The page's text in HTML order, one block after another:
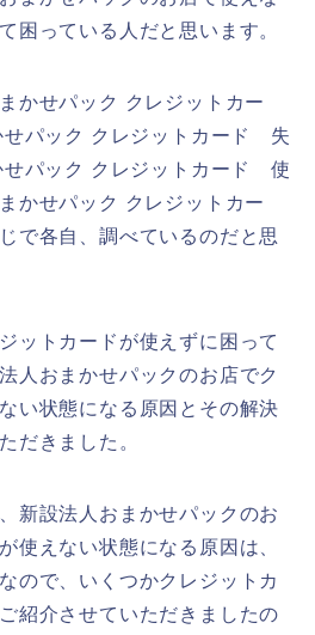
困っている人だと思います。
かせパック クレジットカー
せパック クレジットカード 失
せパック クレジットカード 使
かせパック クレジットカー
で各自、調べているのだと思
ットカードが使えずに困って
人おまかせパックのお店でク
い状態になる原因とその解決
だきました。
新設法人おまかせパックのお
使えない状態になる原因は、
ので、いくつかクレジットカ
紹介させていただきましたの